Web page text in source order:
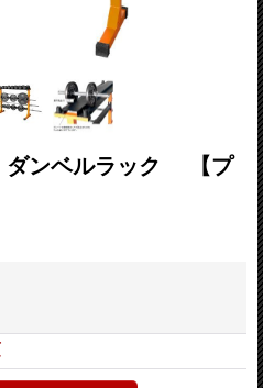
ダンベルラック 【プ